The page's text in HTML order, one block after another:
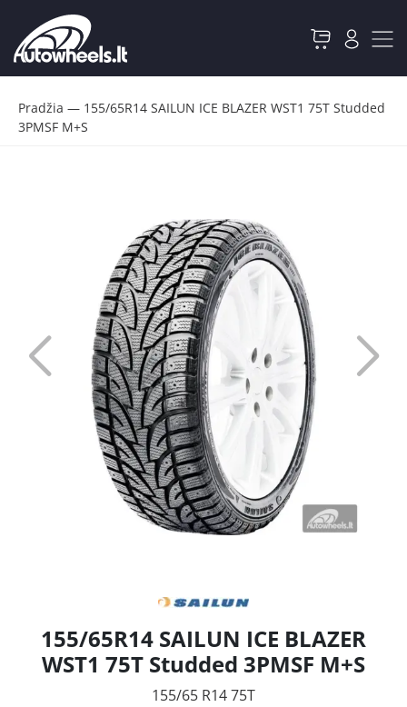
Pradžia — 155/65R14 SAILUN ICE BLAZER WST1 75T Studded
3PMSF M+S
155/65R14 SAILUN ICE BLAZER
WST1 75T Studded 3PMSF M+S
155/65 R14 75T